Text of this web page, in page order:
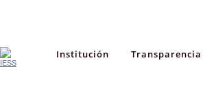
Institución Transparencia